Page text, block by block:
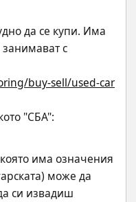
да се купи. Има
занимават с
buy-sell/used-car
"СБА":
има означения
може да
си извадиш